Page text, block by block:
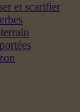
et scarifier